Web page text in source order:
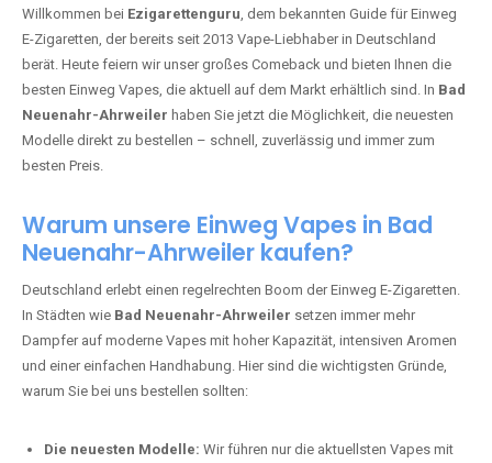
Willkommen bei Ezigarettenguru, dem bekannten Guide für Einweg
E-Zigaretten, der bereits seit 2013 Vape-Liebhaber in Deutschland
berät. Heute feiern wir unser großes Comeback und bieten Ihnen die
besten Einweg Vapes, die aktuell auf dem Markt erhältlich sind. In Bad
Neuenahr-Ahrweiler haben Sie jetzt die Möglichkeit, die neuesten
Modelle direkt zu bestellen – schnell, zuverlässig und immer zum
besten Preis.
Warum unsere Einweg Vapes in Bad
Neuenahr-Ahrweiler kaufen?
Deutschland erlebt einen regelrechten Boom der Einweg E-Zigaretten.
In Städten wie Bad Neuenahr-Ahrweiler setzen immer mehr
Dampfer auf moderne Vapes mit hoher Kapazität, intensiven Aromen
und einer einfachen Handhabung. Hier sind die wichtigsten Gründe,
warum Sie bei uns bestellen sollten:
Die neuesten Modelle: Wir führen nur die aktuellsten Vapes mit